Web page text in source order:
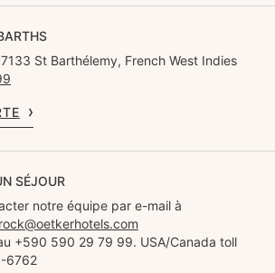
St Barthélemy, French West Indies
SÉJOUR
notre équipe par e-mail à
+590 590 29 79 99. USA/Canada toll
6762